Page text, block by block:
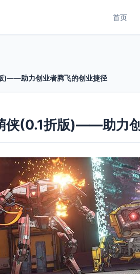
首页
)——助力创业者腾飞的创业捷径
侠(0.1折版)——助力